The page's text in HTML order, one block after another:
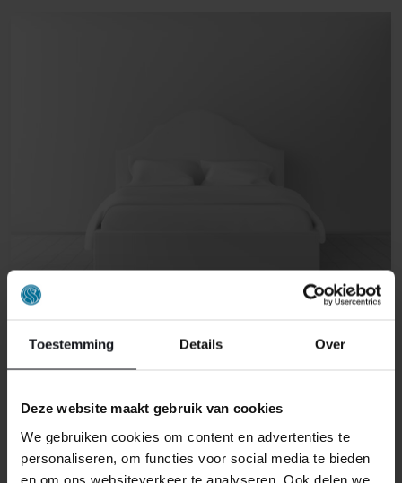
Toestemming Details Over
Deze website maakt gebruik van cookies
We gebruiken cookies om content en advertenties te
personaliseren, om functies voor social media te bieden
en om ons websiteverkeer te analyseren. Ook delen we
ELEKTRISCHE BOXSPRINGS